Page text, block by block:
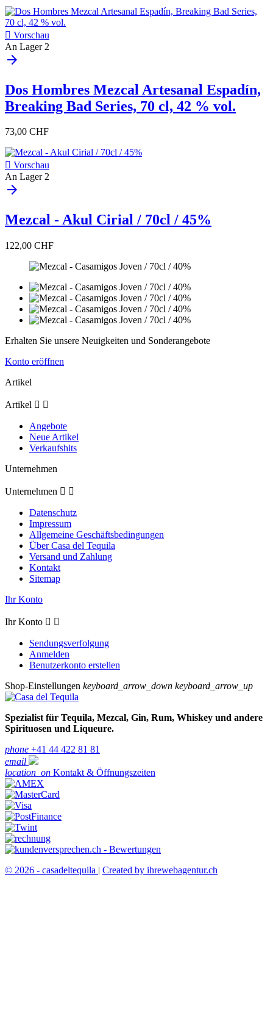
 Vorschau
An Lager 2
arrow_forward
Dos Hombres Mezcal Artesanal Espadín,
Breaking Bad Series, 70 cl, 42 % vol.
73,00 CHF
 Vorschau
An Lager 2
arrow_forward
Mezcal - Akul Cirial / 70cl / 45%
122,00 CHF
Erhalten Sie unsere Neuigkeiten und Sonderangebote
Konto eröffnen
Artikel
Artikel  
Angebote
Neue Artikel
Verkaufshits
Unternehmen
Unternehmen  
Datenschutz
Impressum
Allgemeine Geschäftsbedingungen
Über Casa del Tequila
Versand und Zahlung
Kontakt
Sitemap
Ihr Konto
Ihr Konto  
Sendungsverfolgung
Anmelden
Benutzerkonto erstellen
Shop-Einstellungen keyboard_arrow_down keyboard_arrow_up
Spezialist für Tequila, Mezcal, Gin, Rum, Whiskey und andere
Spirituosen und Liqueure.
phone +41 44 422 81 81
email
location_on Kontakt & Öffnungszeiten
© 2026 - casadeltequila | Created by ihrewebagentur.ch